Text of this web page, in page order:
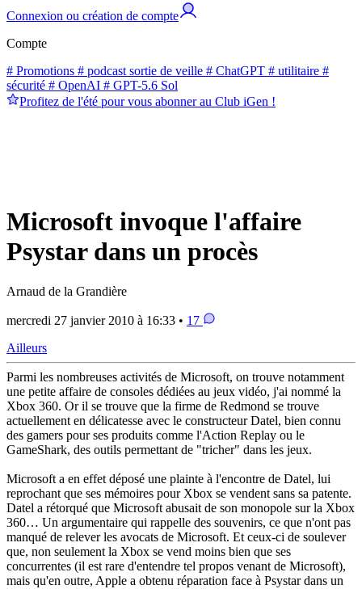
Connexion ou création de compte
Compte
# Promotions # podcast sortie de veille # ChatGPT # utilitaire #
sécurité # OpenAI # GPT-5.6 Sol
Profitez de l'été pour vous abonner au Club iGen !
Microsoft invoque l'affaire
Psystar dans un procès
Arnaud de la Grandière
mercredi 27 janvier 2010 à 16:33 • 17
Ailleurs
Parmi les nombreuses activités de Microsoft, on trouve notamment
une petite affaire de consoles dédiées au jeux vidéo, j'ai nommé la
Xbox 360. Or il se trouve que la firme de Redmond se trouve
actuellement en délicatesse avec le constructeur Datel, bien connu
des gamers pour ses produits comme l'Action Replay ou le
GameShark, des outils permettant de "tricher" dans les jeux.
Microsoft a en effet déposé une plainte à l'encontre de Datel, lui
reprochant que ses mémoires pour Xbox se vendent sans sa patente.
Datel a rétorqué que Microsoft abusait de son monopole sur la Xbox
360… Un argumentaire qui rappelle des souvenirs, ce que n'ont pas
manqué de relever les avocats de Microsoft. Et ceux-ci de soulever
que, non seulement la Xbox se vend moins bien que ses
concurrentes (il est rare d'entendre tel propos venant de Microsoft),
mais qu'en outre, Apple a obtenu réparation face à Psystar dans un